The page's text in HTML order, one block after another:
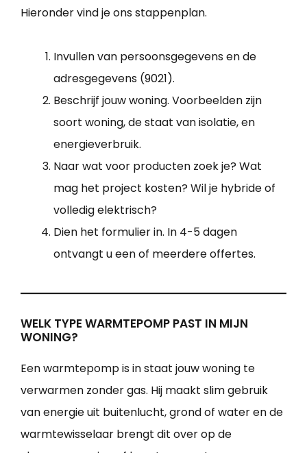
Hieronder vind je ons stappenplan.
Invullen van persoonsgegevens en de
adresgegevens (9021).
Beschrijf jouw woning. Voorbeelden zijn
soort woning, de staat van isolatie, en
energieverbruik.
Naar wat voor producten zoek je? Wat
mag het project kosten? Wil je hybride of
volledig elektrisch?
Dien het formulier in. In 4-5 dagen
ontvangt u een of meerdere offertes.
WELK TYPE WARMTEPOMP PAST IN MIJN
WONING?
Een warmtepomp is in staat jouw woning te
verwarmen zonder gas. Hij maakt slim gebruik
van energie uit buitenlucht, grond of water en de
warmtewisselaar brengt dit over op de